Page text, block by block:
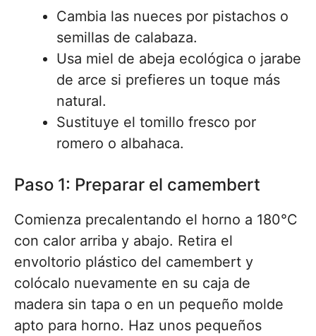
Cambia las nueces por pistachos o
semillas de calabaza.
Usa miel de abeja ecológica o jarabe
de arce si prefieres un toque más
natural.
Sustituye el tomillo fresco por
romero o albahaca.
Paso 1: Preparar el camembert
Comienza precalentando el horno a 180°C
con calor arriba y abajo. Retira el
envoltorio plástico del camembert y
colócalo nuevamente en su caja de
madera sin tapa o en un pequeño molde
apto para horno. Haz unos pequeños